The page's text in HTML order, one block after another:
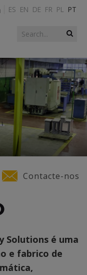
Search form
Search
ES EN DE FR PL PT
Contacte-nos
Solutions é uma
e fabrico de